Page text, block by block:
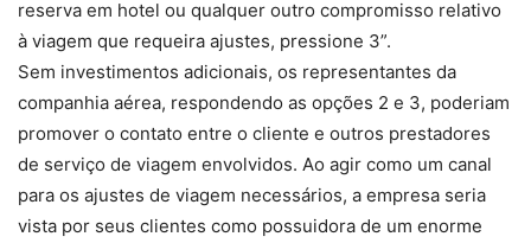
reserva em hotel ou qualquer outro compromisso relativo
à viagem que requeira ajustes, pressione 3”.
Sem investimentos adicionais, os representantes da
companhia aérea, respondendo as opções 2 e 3, poderiam
promover o contato entre o cliente e outros prestadores
de serviço de viagem envolvidos. Ao agir como um canal
para os ajustes de viagem necessários, a empresa seria
vista por seus clientes como possuidora de um enorme